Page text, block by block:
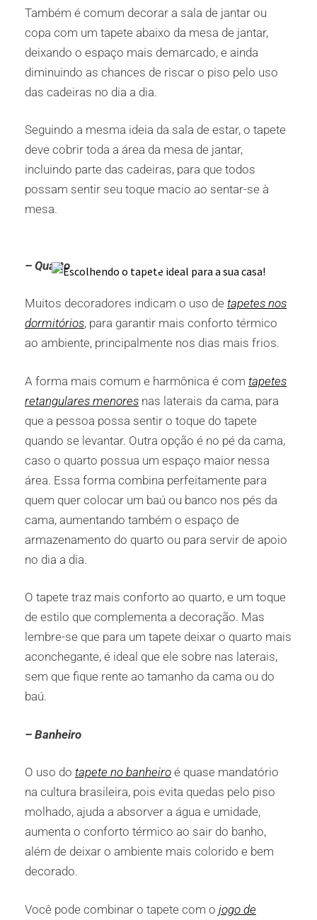
Também é comum decorar a sala de jantar ou
copa com um tapete abaixo da mesa de jantar,
deixando o espaço mais demarcado, e ainda
diminuindo as chances de riscar o piso pelo uso
das cadeiras no dia a dia.
Seguindo a mesma ideia da sala de estar, o tapete
deve cobrir toda a área da mesa de jantar,
incluindo parte das cadeiras, para que todos
possam sentir seu toque macio ao sentar-se à
mesa.
– Quarto
Muitos decoradores indicam o uso de tapetes nos
dormitórios, para garantir mais conforto térmico
ao ambiente, principalmente nos dias mais frios.
A forma mais comum e harmônica é com tapetes
retangulares menores nas laterais da cama, para
que a pessoa possa sentir o toque do tapete
quando se levantar. Outra opção é no pé da cama,
caso o quarto possua um espaço maior nessa
área. Essa forma combina perfeitamente para
quem quer colocar um baú ou banco nos pés da
cama, aumentando também o espaço de
armazenamento do quarto ou para servir de apoio
no dia a dia.
O tapete traz mais conforto ao quarto, e um toque
de estilo que complementa a decoração. Mas
lembre-se que para um tapete deixar o quarto mais
aconchegante, é ideal que ele sobre nas laterais,
sem que fique rente ao tamanho da cama ou do
baú.
– Banheiro
O uso do tapete no banheiro é quase mandatório
na cultura brasileira, pois evita quedas pelo piso
molhado, ajuda a absorver a água e umidade,
aumenta o conforto térmico ao sair do banho,
além de deixar o ambiente mais colorido e bem
decorado.
Você pode combinar o tapete com o jogo de